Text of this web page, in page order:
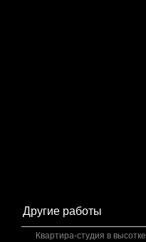
Другие работы
Квартира-студия в высотке